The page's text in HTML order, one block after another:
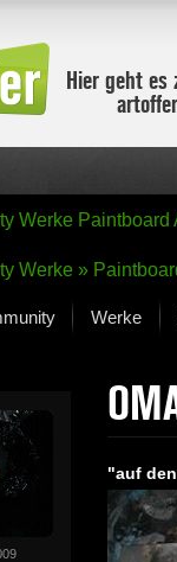
Hier geht es
Werke Paintboard
Werke »
Werke
Der letzte
Alle
Fokus-
Neue
Alle
"auf